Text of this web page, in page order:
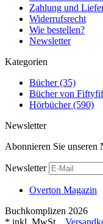
Zahlung und
Widerrufsrecht
Wie bestellen?
Newsletter
Kategorien
Bücher (35)
Bücher von
Hörbücher (590)
Newsletter
Abonnieren Sie unseren
Newsletter
Overton Magazin
Buchkomplizen 2026